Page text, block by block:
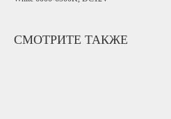
СМОТРИТЕ ТАКЖЕ